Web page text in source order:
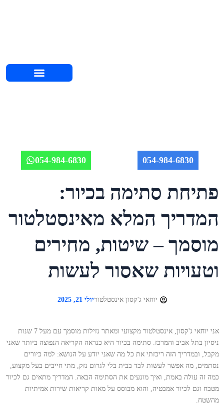
054-984-6830
054-984-6830
פתיחת סתימה בכיור:
המדריך המלא מאינסטלטור
מוסמך – שיטות, מחירים
וטעויות שאסור לעשות
יוחאי ג'קסון אינסטלטוריולי 21, 2025
אני יוחאי ג'קסון, אינסטלטור מקצועי ומאתר נזילות מוסמך עם מעל 7 שנות
ניסיון בתל אביב והמרכז. סתימה בכיור היא כנראה הקריאה הנפוצה ביותר שאני
מקבל, ובמדריך הזה ריכזתי את כל מה שאני יודע על הנושא: למה כיורים
נסתמים, מה אפשר לעשות לבד בבית בלי לגרום נזק, מתי חייבים בעל מקצוע,
כמה זה עולה באמת, ואיך מונעים את הסתימה הבאה. המדריך מתאים גם לכיור
מטבח וגם לכיור אמבטיה, והוא מבוסס על מאות קריאות שירות אמיתיות
מהשטח.